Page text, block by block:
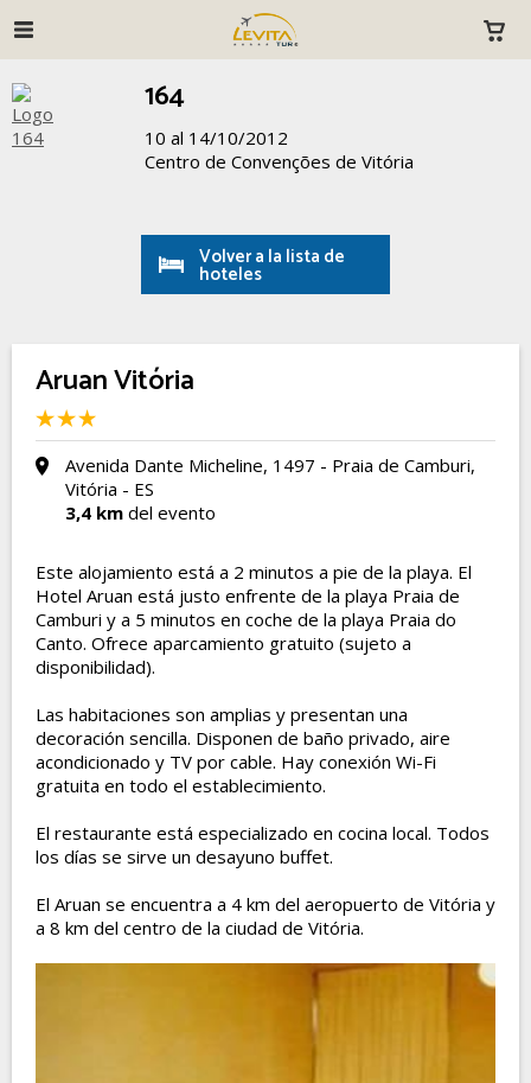
164
10 al 14/10/2012
Centro de Convenções de Vitória
Volver a la lista de
hoteles
Aruan Vitória
Avenida Dante Micheline, 1497 - Praia de Camburi,
Vitória - ES
3,4 km del evento
Este alojamiento está a 2 minutos a pie de la playa. El
Hotel Aruan está justo enfrente de la playa Praia de
Camburi y a 5 minutos en coche de la playa Praia do
Canto. Ofrece aparcamiento gratuito (sujeto a
disponibilidad).
Las habitaciones son amplias y presentan una
decoración sencilla. Disponen de baño privado, aire
acondicionado y TV por cable. Hay conexión Wi-Fi
gratuita en todo el establecimiento.
El restaurante está especializado en cocina local. Todos
los días se sirve un desayuno buffet.
El Aruan se encuentra a 4 km del aeropuerto de Vitória y
a 8 km del centro de la ciudad de Vitória.